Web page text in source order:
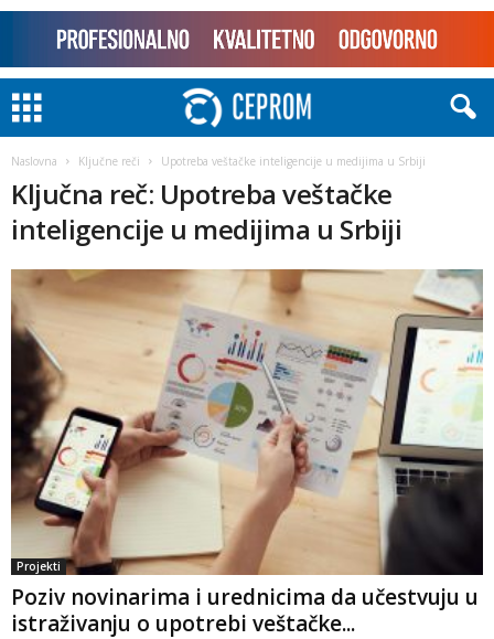
Naslovna Ključne reči Upotreba veštačke inteligencije u medijima u Srbiji
Ključna reč: Upotreba veštačke
inteligencije u medijima u Srbiji
Projekti
Poziv novinarima i urednicima da učestvuju u
istraživanju o upotrebi veštačke...